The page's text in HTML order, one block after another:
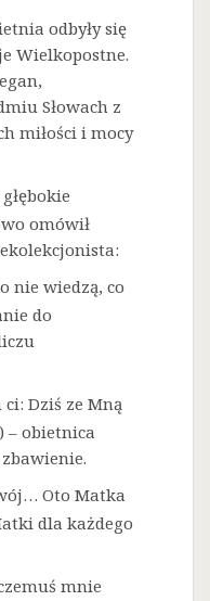
odbyły się
Wielkopostne.
Słowach z
miłości i mocy
omówił
nie wiedzą, co
do
Dziś ze Mną
– obietnica
Oto Matka
dla każdego
mnie